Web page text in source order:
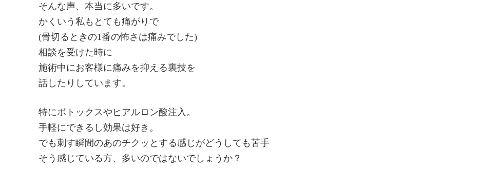
そんな声、本当に多いです。
かくいう私もとても痛がりで
(骨切るときの1番の怖さは痛みでした)
相談を受けた時に
施術中にお客様に痛みを抑える裏技を
話したりしています。
特にボトックスやヒアルロン酸注入。
手軽にできるし効果は好き。
でも刺す瞬間のあのチクッとする感じがどうしても苦手
そう感じている方、多いのではないでしょうか？